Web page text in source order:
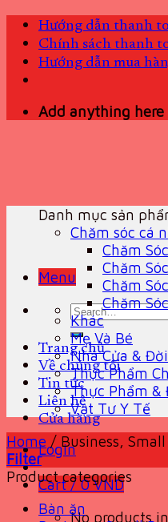
Skip
content
Hướng dẫn thanh
Chính sách thanh
Hướng dẫn mua
Add anything
Menu
Search
for:
Trang chủ
Về chúng tôi
Tin tức
Liên hệ
Cửa hàng
Login
Cart /0VND
No products
Danh mục sản
Chăm sóc cá
Chăm
Chăm
Chăm
Chăm
Khác
Mẹ Và Bé
Nhà Cửa &
Thực Phẩm
Thực Phẩm &
Vật Tư Y Tế
Home / Business,
Filter
Product categories
Bàn ăn